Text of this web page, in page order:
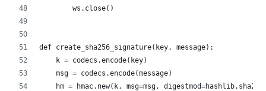
        ws.close()
def create_sha256_signature(key, message):
    k = codecs.encode(key)
    msg = codecs.encode(message)
hm = hmac.new(k, msg=msg,